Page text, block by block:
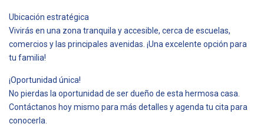
Ubicación estratégica
Vivirás en una zona tranquila y accesible, cerca de escuelas,
comercios y las principales avenidas. ¡Una excelente opción para
tu familia!
¡Oportunidad única!
No pierdas la oportunidad de ser dueño de esta hermosa casa.
Contáctanos hoy mismo para más detalles y agenda tu cita para
conocerla.